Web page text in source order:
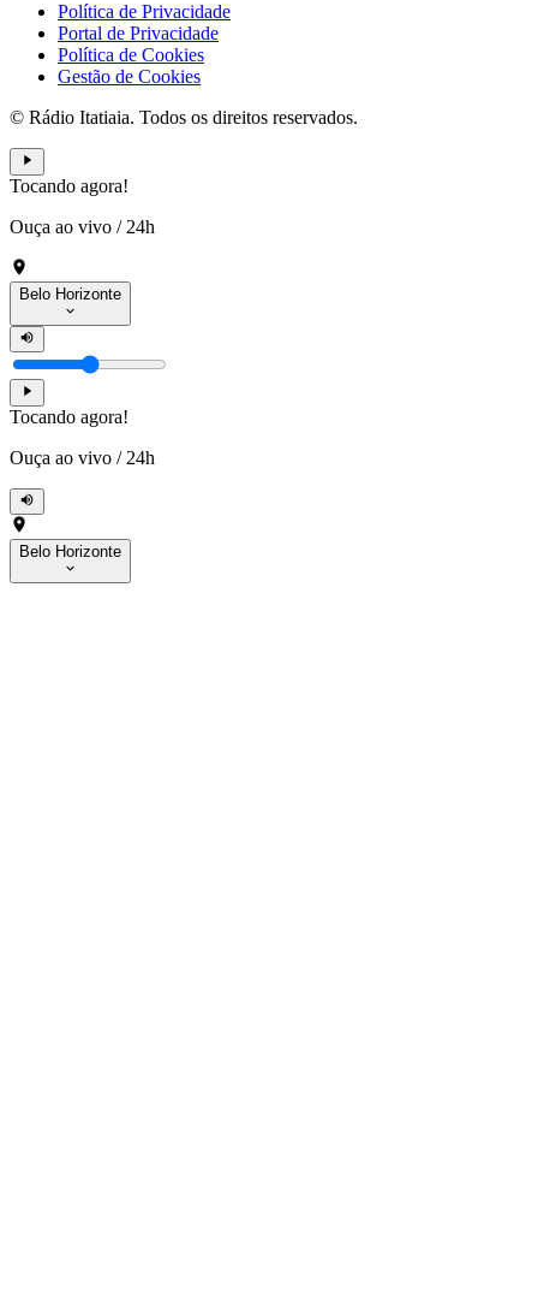
Política de Privacidade
Portal de Privacidade
Política de Cookies
Gestão de Cookies
© Rádio Itatiaia. Todos os direitos reservados.
Tocando agora!
Ouça ao vivo / 24h
Belo Horizonte
Tocando agora!
Ouça ao vivo / 24h
Belo Horizonte